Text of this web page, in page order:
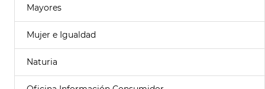
Mayores
Mujer e Igualdad
Naturia